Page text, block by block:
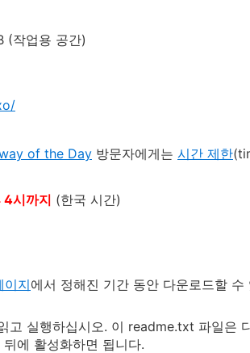
(작업용 공간)
of the Day 방문자에게는 시간 제한
4시까지 (한국 시간)
지에서 정해진 기간 동안 다운로드할 수
실행하십시오. 이 readme.txt 파일은
에 활성화하면 됩니다.